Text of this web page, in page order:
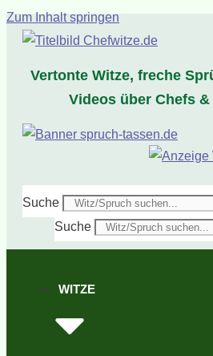
Zum Inhalt springen
Vertonte Witze, freche
Videos über Chefs
Suche
Suche
WITZE